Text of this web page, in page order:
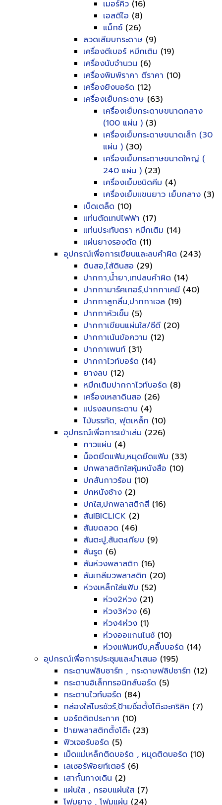
เมอร์คิว (16)
เอสดีไอ (8)
แม็กซ์ (26)
ลวดเสียบกระดาษ (9)
เครื่องตีเบอร์ หมึกเติม (19)
เครื่องนับจำนวน (6)
เครื่องพิมพ์ราคา ตีราคา (10)
เครื่องยิงบอร์ด (12)
เครื่องเย็บกระดาษ (63)
เครื่องเย็บกระดาษขนาดกลาง
(100 แผ่น ) (3)
เครื่องเย็บกระดาษขนาดเล็ก (30
แผ่น ) (30)
เครื่องเย็บกระดาษขนาดใหญ่ (
240 แผ่น ) (23)
เครื่องเย็บชนิดคีม (4)
เครื่องเย็บแขนยาว เย็บกลาง (3)
เบ็ดเตล็ด (10)
แท่นตัดเทปไฟฟ้า (17)
แท่นประทับตรา หมึกเติม (14)
แผ่นยางรองตัด (11)
อุปกรณ์เพื่อการเขียนและลบคำผิด (243)
ดินสอ,ไส้ดินสอ (29)
ปากกา,น้ำยา,เทปลบคำผิด (14)
ปากกามาร์คเกอร์,ปากกาเคมี (40)
ปากกาลูกลื่น,ปากกาเจล (19)
ปากกาหัวเข็ม (5)
ปากกาเขียนแผ่นใส/ซีดี (20)
ปากกาเน้นข้อความ (12)
ปากกาเพนท์ (31)
ปากกาไวท์บอร์ด (14)
ยางลบ (12)
หมึกเติมปากกาไวท์บอร์ด (8)
เครื่องเหลาดินสอ (26)
แปรงลบกระดาน (4)
ไม้บรรทัด, ฟุตเหล็ก (10)
อุปกรณ์เพื่อการเข้าเล่ม (226)
กาวแผ่น (4)
น็อดยึดแฟ้ม,หมุดยึดแฟ้ม (33)
ปกพลาสติกใสหุ้มหนังสือ (10)
ปกสันกาวร้อน (10)
ปกหนังช้าง (2)
ปกใส,ปกพลาสติกสี (16)
สันIBICLICK (2)
สันขดลวด (46)
สันตะปู,สันตะเกียบ (9)
สันรูด (6)
สันห่วงพลาสติก (16)
สันเกลียวพลาสติก (20)
ห่วงเหล็กใส่แฟ้ม (52)
ห่วง2ห่วง (21)
ห่วง3ห่วง (6)
ห่วง4ห่วง (1)
ห่วงออแกนไนซ์ (10)
ห่วงแฟ้มหนีบ,คลิ๊บบอร์ด (14)
อุปกรณ์เพื่อการประชุมและนำเสนอ (195)
กระดานฟลิบชาร์ท , กระดาษฟลิปชาร์ท (12)
กระดานอิเล็กทรอนิกส์บอร์ด (5)
กระดานไวท์บอร์ด (84)
กล่องใส่โบรชัวร์,ป้ายชื่อตั้งโต๊ะอะคริลิค (7)
บอร์ดติดประกาศ (10)
ป้ายพลาสติกตั้งโต๊ะ (23)
ฟิวเจอร์บอร์ด (5)
เม็ดแม่เหล็กติดบอร์ด , หมุดติดบอร์ด (10)
เลเซอร์พ้อยท์เตอร์ (6)
เสากั้นทางเดิน (2)
แผ่นใส , กรอบแผ่นใส (7)
โฟมยาง , โฟมแผ่น (24)